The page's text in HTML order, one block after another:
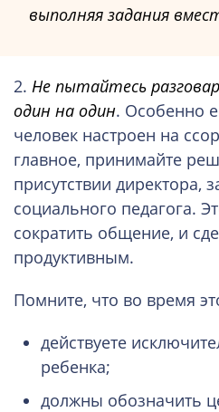
выполняя задания
2. Не пытайтесь
один на один. Особенно
человек настроен на
главное, принимайте
присутствии директора,
социального педагога.
сократить общение, и
продуктивным.
Помните, что во время
действуете
ребенка;
должны обозначить